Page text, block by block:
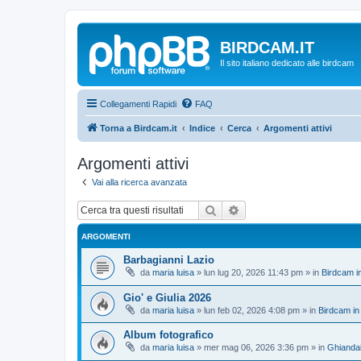
BIRDCAM.IT
Il sito italiano dedicato alle birdcam
Collegamenti Rapidi FAQ
Torna a Birdcam.it Indice Cerca Argomenti attivi
Argomenti attivi
Vai alla ricerca avanzata
Cerca
ARGOMENTI
Barbagianni Lazio
da maria luisa » lun lug 20, 2026 11:43 pm » in Birdcam
Gio' e Giulia 2026
da maria luisa » lun feb 02, 2026 4:08 pm » in Birdcam
Album fotografico
da maria luisa » mer mag 06, 2026 3:36 pm » in